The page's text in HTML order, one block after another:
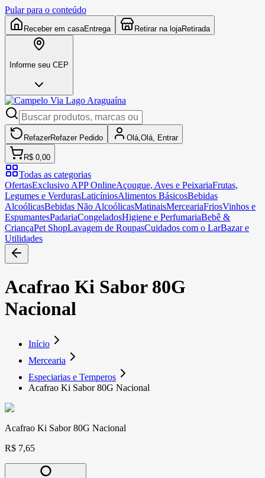
Pular para o conteúdo
Receber em casaEntrega Retirar na lojaRetirada
Informe seu CEP
RefazerRefazer Pedido Olá, Olá, Entrar
R$ 0,00
Todas as categorias
OfertasExclusivo APP OnlineAçougue, Aves e PeixariaFrutas,
Legumes e VerdurasLaticíniosAlimentos BásicosBebidas
AlcoólicasBebidas Não AlcoólicasMatinaisMerceariaFriosVinhos e
EspumantesPadariaCongeladosHigiene e PerfumariaBebê &
CriançaPet ShopLavagem de RoupasCuidados com o LarBazar e
Utilidades
Acafrao Ki Sabor 80G
Nacional
Início
Mercearia
Especiarias e Temperos
Acafrao Ki Sabor 80G Nacional
Acafrao Ki Sabor 80G Nacional
R$ 7,65